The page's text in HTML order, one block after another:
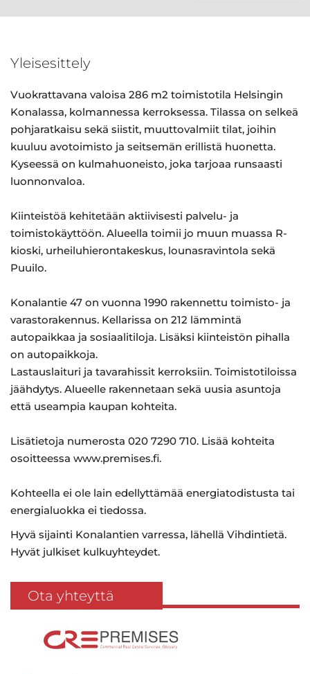
Yleisesittely
Vuokrattavana valoisa 286 m2 toimistotila Helsingin
Konalassa, kolmannessa kerroksessa. Tilassa on selkeä
pohjaratkaisu sekä siistit, muuttovalmiit tilat, joihin
kuuluu avotoimisto ja seitsemän erillistä huonetta.
Kyseessä on kulmahuoneisto, joka tarjoaa runsaasti
luonnonvaloa.
Kiinteistöä kehitetään aktiivisesti palvelu- ja
toimistokäyttöön. Alueella toimii jo muun muassa R-
kioski, urheiluhierontakeskus, lounasravintola sekä
Puuilo.
Konalantie 47 on vuonna 1990 rakennettu toimisto- ja
varastorakennus. Kellarissa on 212 lämmintä
autopaikkaa ja sosiaalitiloja. Lisäksi kiinteistön pihalla
on autopaikkoja.
Lastauslaituri ja tavarahissit kerroksiin. Toimistotiloissa
jäähdytys. Alueelle rakennetaan sekä uusia asuntoja
että useampia kaupan kohteita.
Lisätietoja numerosta 020 7290 710. Lisää kohteita
osoitteessa www.premises.fi.
Kohteella ei ole lain edellyttämää energiatodistusta tai
energialuokka ei tiedossa.
Hyvä sijainti Konalantien varressa, lähellä Vihdintietä.
Hyvät julkiset kulkuyhteydet.
Ota yhteyttä